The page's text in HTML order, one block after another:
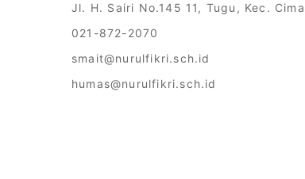
Jl. H. Sairi No.145 11, Tugu, Kec.
021-872-2070
smait@nurulfikri.sch.id
humas@nurulfikri.sch.id